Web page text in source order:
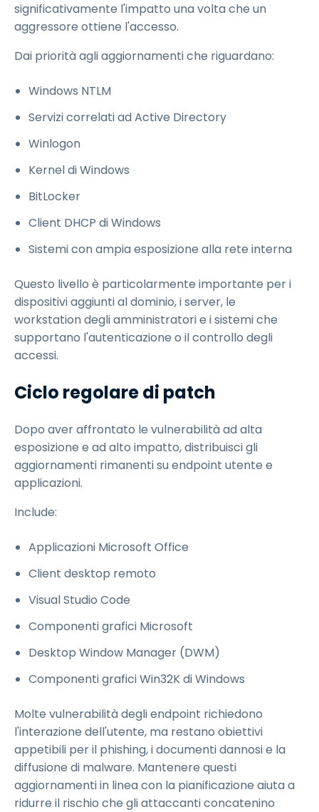
significativamente l'impatto una volta che un
aggressore ottiene l'accesso.
Dai priorità agli aggiornamenti che riguardano:
Windows NTLM
Servizi correlati ad Active Directory
Winlogon
Kernel di Windows
BitLocker
Client DHCP di Windows
Sistemi con ampia esposizione alla rete interna
Questo livello è particolarmente importante per i
dispositivi aggiunti al dominio, i server, le
workstation degli amministratori e i sistemi che
supportano l'autenticazione o il controllo degli
accessi.
Ciclo regolare di patch
Dopo aver affrontato le vulnerabilità ad alta
esposizione e ad alto impatto, distribuisci gli
aggiornamenti rimanenti su endpoint utente e
applicazioni.
Include:
Applicazioni Microsoft Office
Client desktop remoto
Visual Studio Code
Componenti grafici Microsoft
Desktop Window Manager (DWM)
Componenti grafici Win32K di Windows
Molte vulnerabilità degli endpoint richiedono
l'interazione dell'utente, ma restano obiettivi
appetibili per il phishing, i documenti dannosi e la
diffusione di malware. Mantenere questi
aggiornamenti in linea con la pianificazione aiuta a
ridurre il rischio che gli attaccanti concatenino